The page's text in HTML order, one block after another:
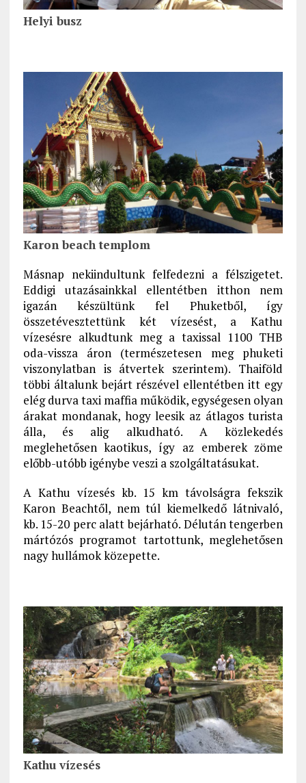
Helyi busz
Karon beach templom
Másnap nekiindultunk felfedezni a félszigetet.
Eddigi utazásainkkal ellentétben itthon nem
igazán készültünk fel Phuketből, így
összetévesztettünk két vízesést, a Kathu
vízesésre alkudtunk meg a taxissal 1100 THB
oda-vissza áron (természetesen meg phuketi
viszonylatban is átvertek szerintem). Thaiföld
többi általunk bejárt részével ellentétben itt egy
elég durva taxi maffia működik, egységesen olyan
árakat mondanak, hogy leesik az átlagos turista
álla, és alig alkudható. A közlekedés
meglehetősen kaotikus, így az emberek zöme
előbb-utóbb igénybe veszi a szolgáltatásukat.
A Kathu vízesés kb. 15 km távolságra fekszik
Karon Beachtől, nem túl kiemelkedő látnivaló,
kb. 15-20 perc alatt bejárható. Délután tengerben
mártózós programot tartottunk, meglehetősen
nagy hullámok közepette.
Kathu vízesés